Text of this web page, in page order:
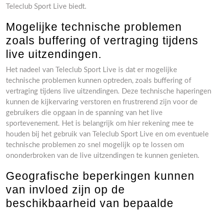
Teleclub Sport Live biedt.
Mogelijke technische problemen
zoals buffering of vertraging tijdens
live uitzendingen.
Het nadeel van Teleclub Sport Live is dat er mogelijke
technische problemen kunnen optreden, zoals buffering of
vertraging tijdens live uitzendingen. Deze technische haperingen
kunnen de kijkervaring verstoren en frustrerend zijn voor de
gebruikers die opgaan in de spanning van het live
sportevenement. Het is belangrijk om hier rekening mee te
houden bij het gebruik van Teleclub Sport Live en om eventuele
technische problemen zo snel mogelijk op te lossen om
ononderbroken van de live uitzendingen te kunnen genieten.
Geografische beperkingen kunnen
van invloed zijn op de
beschikbaarheid van bepaalde